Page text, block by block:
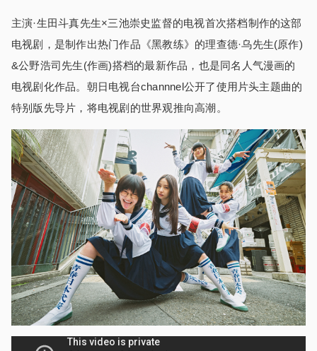
主演·生田斗真先生×三池崇史监督的电视首次搭档制作的这部
电视剧，是制作出热门作品《黑教练》的理查德·乌先生(原作)
&公野浩司先生(作画)搭档的最新作品，也是同名人气漫画的
电视剧化作品。朝日电视台channnel公开了使用片头主题曲的
特别版先导片，将电视剧的世界观推向高潮。